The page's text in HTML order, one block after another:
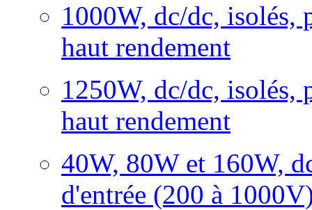
1000W, dc/dc, isolés,
haut rendement
1250W, dc/dc, isolés,
haut rendement
40W, 80W et 160W,
d'entrée (200 à